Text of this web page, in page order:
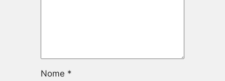
Nome *